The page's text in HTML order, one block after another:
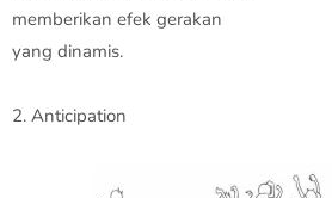
memberikan efek gerakan
yang dinamis.
2. Anticipation